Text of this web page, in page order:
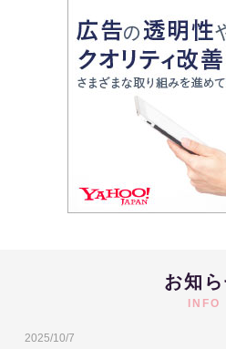
お知
INFO
2025/10/7